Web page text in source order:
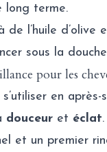
long terme.
l’huile
sous la douche
pour les
en après-
douceur et éclat.
et un premier